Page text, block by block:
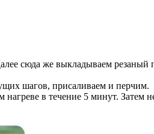
сюда же выкладываем
шагов, присаливаем и перчим.
в течение 5 минут.